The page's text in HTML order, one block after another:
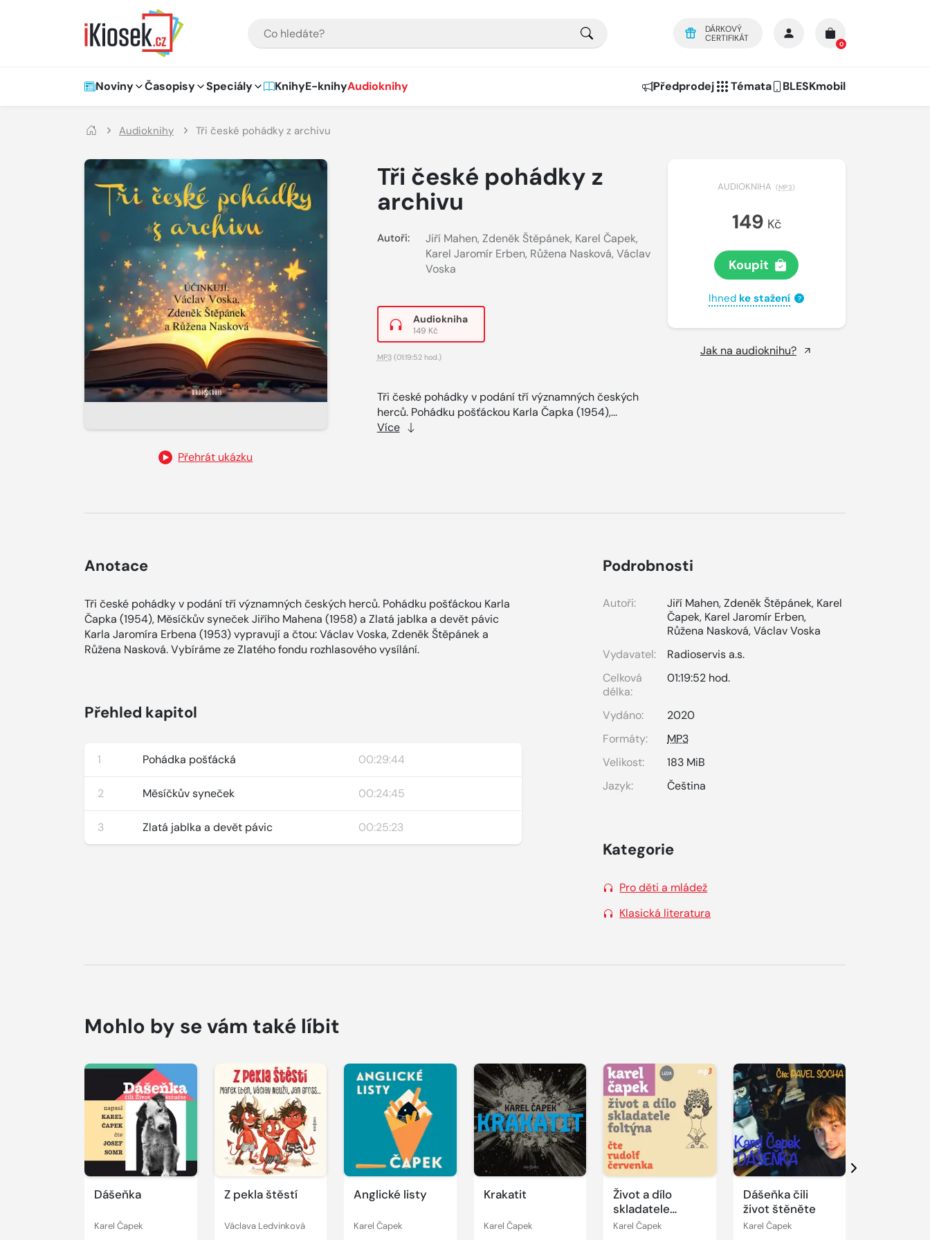
DÁRKOVÝ
CERTIFIKÁT
0
Hlavní navigace
Noviny Časopisy Speciály KnihyE-knihyAudioknihy Předprodej Témata BLESKmobil
Audioknihy Tři české pohádky z archivu
Přehrát ukázku
Tři české pohádky z
archivu
Autoři: Jiří Mahen, Zdeněk Štěpánek, Karel Čapek,
Karel Jaromír Erben, Růžena Nasková, Václav
Voska
Audiokniha
149 Kč
MP3(01:19:52 hod.)
Tři české pohádky v podání tří významných českých
herců. Pohádku pošťáckou Karla Čapka (1954),...
Více
AUDIOKNIHA (MP3)
149 Kč
Koupit
Ihned ke stažení ?
Jak na audioknihu?
Anotace
Tři české pohádky v podání tří významných českých herců. Pohádku pošťáckou Karla
Čapka (1954), Měsíčkův syneček Jiřího Mahena (1958) a Zlatá jablka a devět pávic
Karla Jaromíra Erbena (1953) vypravují a čtou: Václav Voska, Zdeněk Štěpánek a
Růžena Nasková. Vybíráme ze Zlatého fondu rozhlasového vysílání.
Přehled kapitol
1 Pohádka pošťácká 00:29:44
2 Měsíčkův syneček 00:24:45
3 Zlatá jablka a devět pávic 00:25:23
Podrobnosti
Autoři: Jiří Mahen,Zdeněk Štěpánek, Karel
Čapek, Karel Jaromír Erben,
Růžena Nasková,Václav Voska
Vydavatel:
Radioservis a.s.
Celková
délka:
01:19:52 hod.
Vydáno:
2020
Formáty:
MP3
Velikost:
183 MiB
Jazyk:
Čeština
Kategorie
Pro děti a mládež
Klasická literatura
Mohlo by se vám také líbit
Dášeňka
Karel Čapek
Přehrát
ukázku
Z pekla štěstí
Václava Ledvinková
Přehrát
ukázku
Anglické listy
Karel Čapek
Přehrát
ukázku
Krakatit
Karel Čapek
Přehrát
ukázku
Život a dílo
skladatele
Foltýna
Karel Čapek
Přehrát
ukázku
Dášeňka čili
život štěněte
Karel Čapek
Přehrát
ukázku
Další